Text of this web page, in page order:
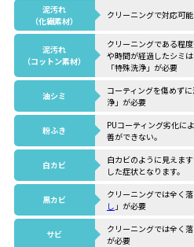
泥汚れ
（化繊素材）
クリーニングで対応可能
泥汚れ
（コットン素材）
クリーニングである程
や時間が経過したシミは
「特殊洗浄」が必要
油シミ
コーティングを傷めず
浄」が必要
粉ふき
PUコーティング劣化に
善ができない。
白カビ
白カビのように見えま
した症状となります。
黒カビ クリーニングでは全く
し 」が必要
サビ
クリーニングでは全く
が必要